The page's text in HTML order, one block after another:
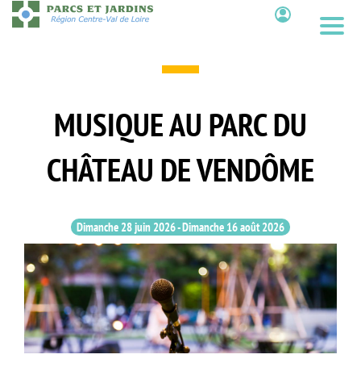
Aller
au
MUSIQUE AU PARC DU
CHÂTEAU DE VENDÔME
Dimanche 28 juin 2026-Dimanche 16 août 2026